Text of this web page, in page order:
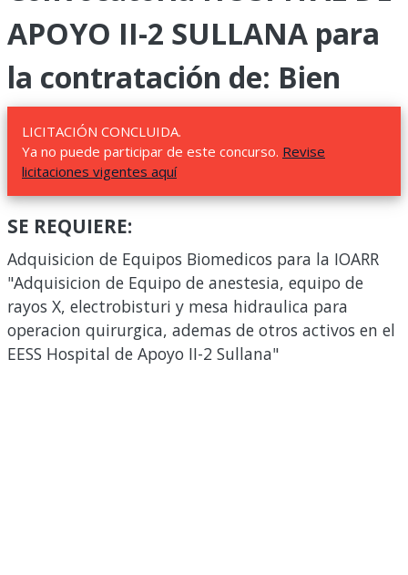
APOYO II-2 SULLANA para
la contratación de: Bien
LICITACIÓN CONCLUIDA.
Ya no puede participar de este concurso. Revise
licitaciones vigentes aquí
SE REQUIERE:
Adquisicion de Equipos Biomedicos para la IOARR
"Adquisicion de Equipo de anestesia, equipo de
rayos X, electrobisturi y mesa hidraulica para
operacion quirurgica, ademas de otros activos en el
EESS Hospital de Apoyo II-2 Sullana"